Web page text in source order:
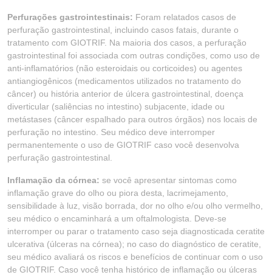
Perfurações gastrointestinais: Foram relatados casos de
perfuração gastrointestinal, incluindo casos fatais, durante o
tratamento com GIOTRIF. Na maioria dos casos, a perfuração
gastrointestinal foi associada com outras condições, como uso de
anti-inflamatórios (não esteroidais ou corticoides) ou agentes
antiangiogênicos (medicamentos utilizados no tratamento do
câncer) ou história anterior de úlcera gastrointestinal, doença
diverticular (saliências no intestino) subjacente, idade ou
metástases (câncer espalhado para outros órgãos) nos locais de
perfuração no intestino. Seu médico deve interromper
permanentemente o uso de GIOTRIF caso você desenvolva
perfuração gastrointestinal.
Inflamação da córnea: se você apresentar sintomas como
inflamação grave do olho ou piora desta, lacrimejamento,
sensibilidade à luz, visão borrada, dor no olho e/ou olho vermelho,
seu médico o encaminhará a um oftalmologista. Deve-se
interromper ou parar o tratamento caso seja diagnosticada ceratite
ulcerativa (úlceras na córnea); no caso do diagnóstico de ceratite,
seu médico avaliará os riscos e benefícios de continuar com o uso
de GIOTRIF. Caso você tenha histórico de inflamação ou úlceras